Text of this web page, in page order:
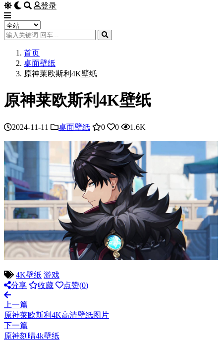
登录
首页
桌面壁纸
原神莱欧斯利4K壁纸
原神莱欧斯利4K壁纸
2024-11-11 桌面壁纸 0 0 1.6K
4K壁纸 游戏
分享
收藏 点赞(0)
上一篇
原神莱欧斯利4K高清壁纸图片
下一篇
原神刻晴4k壁纸